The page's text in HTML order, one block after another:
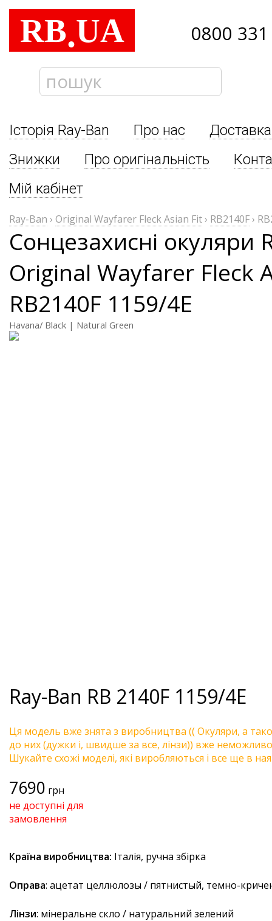
RB.UA 0800
Історія Ray-Ban Про нас
Знижки
Про оригінальність
Мій кабінет
Ray-Ban › Original Wayfarer Fleck Asian Fit› RB2140F›
Сонцезахисні окуляри
Original Wayfarer Fleck
RB2140F 1159/4E
Havana/ Black | Natural Green
Ray-Ban RB 2140F 1159/4E
Ця модель вже знята з виробництва (( Окуляри, а
до них (дужки і, швидше за все, лінзи)) вже неможливо
Шукайте схожі моделі, які виробляються і все ще в
7690 грн
не доступні для
замовлення
Країна виробництва: Італія, ручна збірка
Оправа: ацетат целлюлозы / пятнистый, темно-
Лінзи: мінеральне скло / натуральний зелений